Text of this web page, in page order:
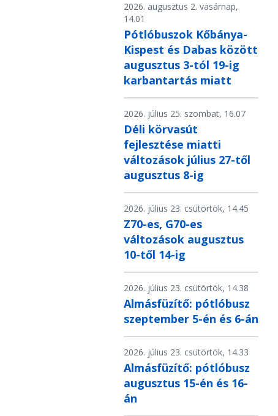
2026. augusztus 2. vasárnap,
14.01
Pótlóbuszok Kőbánya-
Kispest és Dabas között
augusztus 3-tól 19-ig
karbantartás miatt
2026. július 25. szombat, 16.07
Déli körvasút
fejlesztése miatti
változások július 27-től
augusztus 8-ig
2026. július 23. csütörtök, 14.45
Z70-es, G70-es
változások augusztus
10-től 14-ig
2026. július 23. csütörtök, 14.38
Almásfüzítő: pótlóbusz
szeptember 5-én és 6-án
2026. július 23. csütörtök, 14.33
Almásfüzítő: pótlóbusz
augusztus 15-én és 16-
án